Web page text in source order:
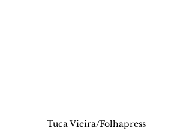
Tuca Vieira/Folhapress